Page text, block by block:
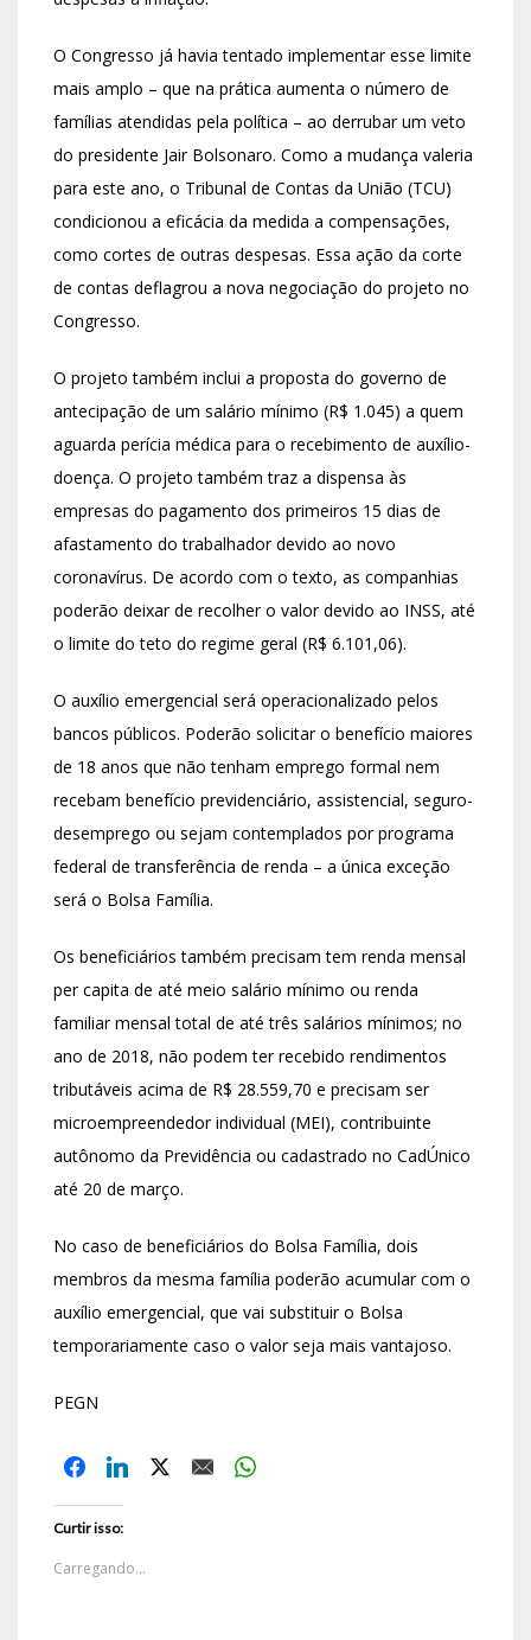
O Congresso já havia tentado implementar esse limite
mais amplo – que na prática aumenta o número de
famílias atendidas pela política – ao derrubar um veto
do presidente Jair Bolsonaro. Como a mudança valeria
para este ano, o Tribunal de Contas da União (TCU)
condicionou a eficácia da medida a compensações,
como cortes de outras despesas. Essa ação da corte
de contas deflagrou a nova negociação do projeto no
Congresso.
O projeto também inclui a proposta do governo de
antecipação de um salário mínimo (R$ 1.045) a quem
aguarda perícia médica para o recebimento de auxílio-
doença. O projeto também traz a dispensa às
empresas do pagamento dos primeiros 15 dias de
afastamento do trabalhador devido ao novo
coronavírus. De acordo com o texto, as companhias
poderão deixar de recolher o valor devido ao INSS, até
o limite do teto do regime geral (R$ 6.101,06).
O auxílio emergencial será operacionalizado pelos
bancos públicos. Poderão solicitar o benefício maiores
de 18 anos que não tenham emprego formal nem
recebam benefício previdenciário, assistencial, seguro-
desemprego ou sejam contemplados por programa
federal de transferência de renda – a única exceção
será o Bolsa Família.
Os beneficiários também precisam tem renda mensal
per capita de até meio salário mínimo ou renda
familiar mensal total de até três salários mínimos; no
ano de 2018, não podem ter recebido rendimentos
tributáveis acima de R$ 28.559,70 e precisam ser
microempreendedor individual (MEI), contribuinte
autônomo da Previdência ou cadastrado no CadÚnico
até 20 de março.
No caso de beneficiários do Bolsa Família, dois
membros da mesma família poderão acumular com o
auxílio emergencial, que vai substituir o Bolsa
temporariamente caso o valor seja mais vantajoso.
PEGN
Curtir isso:
Carregando...